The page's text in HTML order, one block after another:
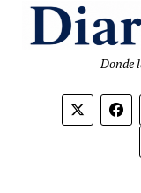
Donde